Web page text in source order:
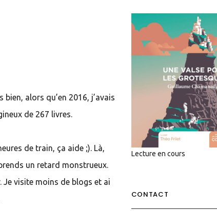
alors qu’en 2016, j’avais
de 267 livres.
de train, ça aide ;). Là,
un retard monstrueux.
Je visite moins de blogs et ai
Lecture en cours
CONTACT